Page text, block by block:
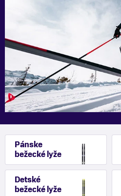
Pánske
bežecké lyže
Detské
bežecké lyže